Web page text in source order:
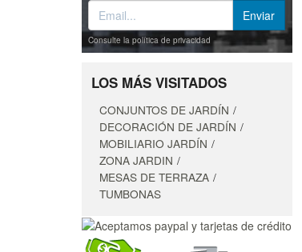
Consulte la política de privacidad
LOS MÁS VISITADOS
CONJUNTOS DE JARDÍN
DECORACIÓN DE JARDÍN
MOBILIARIO JARDÍN
ZONA JARDIN
MESAS DE TERRAZA
TUMBONAS